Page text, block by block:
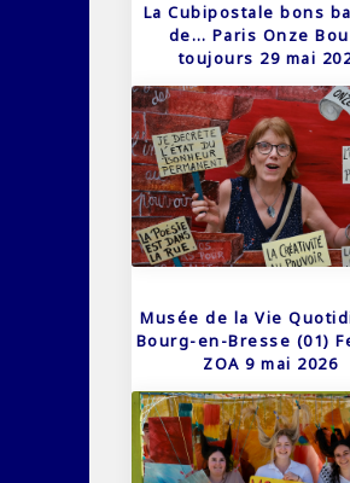
La Cubipostale bons
de… Paris Onze
toujours 29 mai
Musée de la Vie
Bourg-en-Bresse (01)
ZOA 9 mai 2026